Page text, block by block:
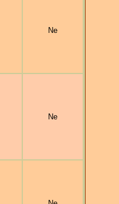
Ne
Ne